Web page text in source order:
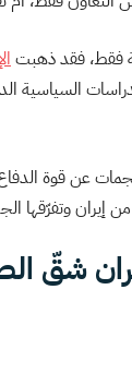
فقط، فقد ذهبت
عن قوة
إيران وتفرّقها
شقّ